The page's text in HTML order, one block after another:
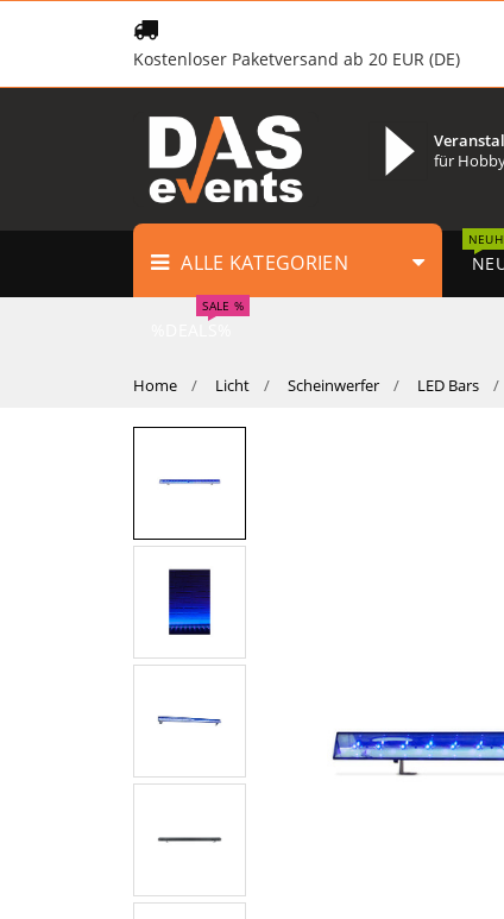
Kostenloser Paketversand ab 20 EUR (DE)
für
ALLE KATEGORIEN
SALE %
Home Licht Scheinwerfer LED Bars